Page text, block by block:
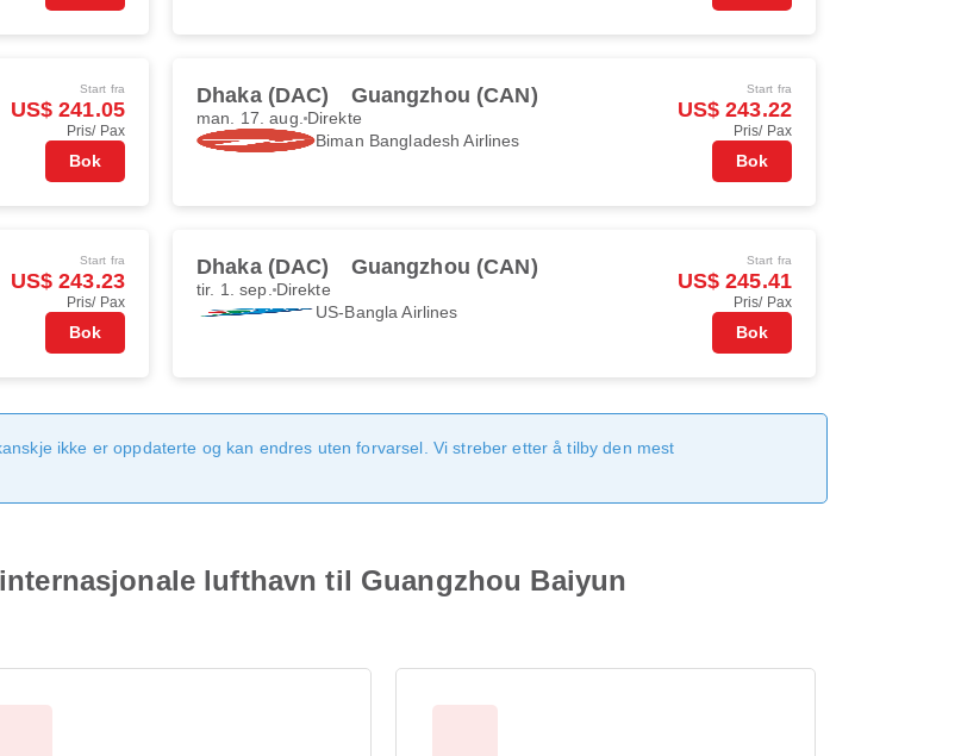
Start fra
US$ 241.05
Pris/ Pax
Bok
Dhaka (DAC) Guangzhou (CAN)
man. 17. aug. Direkte
Biman Bangladesh Airlines
Start fra
US$ 243.22
Pris/ Pax
Bok
Start fra
US$ 243.23
Pris/ Pax
Bok
Dhaka (DAC) Guangzhou (CAN)
tir. 1. sep. Direkte
US-Bangla Airlines
Start fra
US$ 245.41
Pris/ Pax
Bok
ikke er oppdaterte og kan endres uten forvarsel. Vi streber etter å tilby den mest
lufthavn til Guangzhou Baiyun